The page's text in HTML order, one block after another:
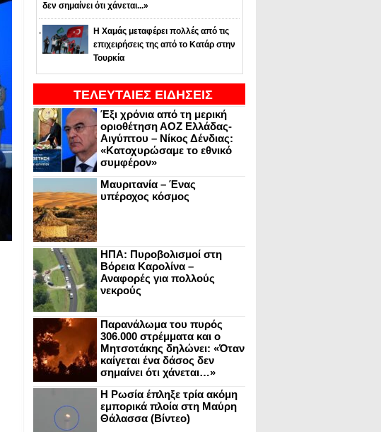
δεν σημαίνει ότι χάνεται...»
Η Χαμάς μεταφέρει πολλές από τις
επιχειρήσεις της από το Κατάρ στην
Τουρκία
ΤΕΛΕΥΤΑΙΕΣ ΕΙΔΗΣΕΙΣ
Έξι χρόνια από τη μερική
οριοθέτηση ΑΟΖ Ελλάδας-
Αιγύπτου – Νίκος Δένδιας:
«Κατοχυρώσαμε το εθνικό
συμφέρον»
Μαυριτανία – Ένας
υπέροχος κόσμος
ΗΠΑ: Πυροβολισμοί στη
Βόρεια Καρολίνα –
Αναφορές για πολλούς
νεκρούς
Παρανάλωμα του πυρός
306.000 στρέμματα και ο
Μητσοτάκης δηλώνει: «Όταν
καίγεται ένα δάσος δεν
σημαίνει ότι χάνεται…»
Η Ρωσία έπληξε τρία ακόμη
εμπορικά πλοία στη Μαύρη
Θάλασσα (Βίντεο)